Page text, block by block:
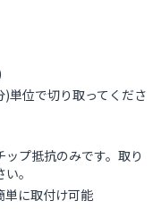
単位で切り取ってくださ
プ抵抗のみです。取り
。
単に取付け可能